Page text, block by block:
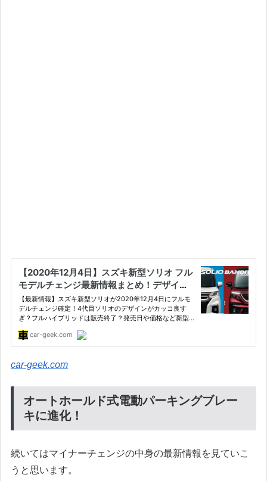
car-geek.com
オートホールド式電動パーキングブレー
キに進化！
続いてはマイナーチェンジの中身の最新情報を見ていこ
うと思います。